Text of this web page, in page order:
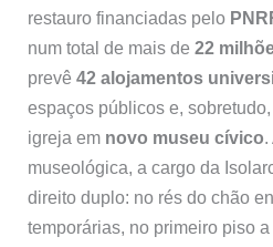
restauro financiadas pelo
num total de mais de 22
prevê 42 alojamentos
espaços públicos e,
igreja em novo museu cívico.
museológica, a cargo da
direito duplo: no rés do chão
temporárias, no primeiro piso